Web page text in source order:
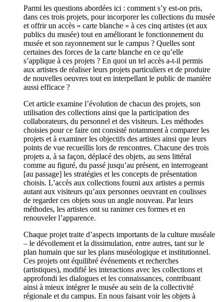
Parmi les questions abordées ici : comment s’y est-on pris,
dans ces trois projets, pour incorporer les collections du musée
et offrir un accès « carte blanche » à ces cinq artistes (et aux
publics du musée) tout en améliorant le fonctionnement du
musée et son rayonnement sur le campus ? Quelles sont
certaines des forces de la carte blanche en ce qu’elle
s’applique à ces projets ? En quoi un tel accès a-t-il permis
aux artistes de réaliser leurs projets particuliers et de produire
de nouvelles oeuvres tout en interpellant le public de manière
aussi efficace ?
Cet article examine l’évolution de chacun des projets, son
utilisation des collections ainsi que la participation des
collaborateurs, du personnel et des visiteurs. Les méthodes
choisies pour ce faire ont consisté notamment à comparer les
projets et à examiner les objectifs des artistes ainsi que leurs
points de vue recueillis lors de rencontres. Chacune des trois
projets a, à sa façon, déplacé des objets, au sens littéral
comme au figuré, du passé jusqu’au présent, en interrogeant
[au passage] les stratégies et les concepts de présentation
choisis. L’accès aux collections fourni aux artistes a permis
autant aux visiteurs qu’aux personnes oeuvrant en coulisses
de regarder ces objets sous un angle nouveau. Par leurs
méthodes, les artistes ont su ranimer ces formes et en
renouveler l’apparence.
Chaque projet traite d’aspects importants de la culture muséale
– le dévoilement et la dissimulation, entre autres, tant sur le
plan humain que sur les plans muséologique et institutionnel.
Ces projets ont équilibré événements et recherches
(artistiques), modifié les interactions avec les collections et
approfondi les dialogues et les connaissances, contribuant
ainsi à mieux intégrer le musée au sein de la collectivité
régionale et du campus. En nous faisant voir les objets à